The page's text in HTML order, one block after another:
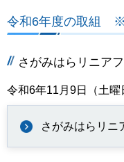
令和6年度の取組 ※
さがみはらリニア
令和6年11月9日（土
さがみはらリニ